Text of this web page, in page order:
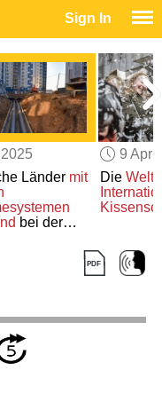
Sign In
Länder mit
bei der
9
Die Welt